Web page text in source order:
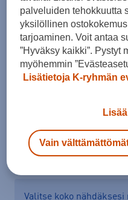
XS M
Kokotaulukko
Lisää
Tarkista saatavuus ja
Valitse koko nähdäksesi
palveluiden tehokkuutta
yksilöllinen
tarjoaminen. Voit antaa
”Hyväksy kaikki”. Pystyt
myöhemmin
Lisätietoja K-ryhmän
Vain